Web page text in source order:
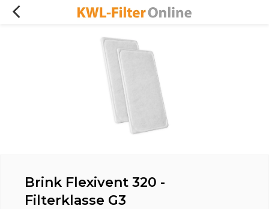
Brink Flexivent 320 -
Filterklasse G3